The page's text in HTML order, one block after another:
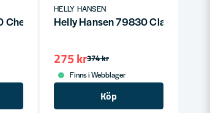
Svart Softshell Jacka med Huva - Svart
HELLY HANSEN
Helly Hansen 79830 Classic
374 kr
275 kr
Finns i Webblager
Köp